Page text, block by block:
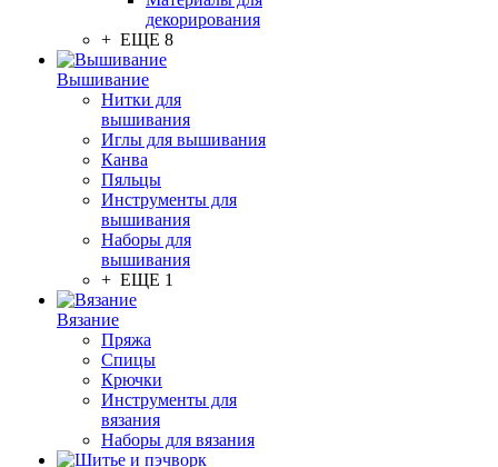
декорирования
+ ЕЩЕ 8
Вышивание
Нитки для
вышивания
Иглы для вышивания
Канва
Пяльцы
Инструменты для
вышивания
Наборы для
вышивания
+ ЕЩЕ 1
Вязание
Пряжа
Спицы
Крючки
Инструменты для
вязания
Наборы для вязания